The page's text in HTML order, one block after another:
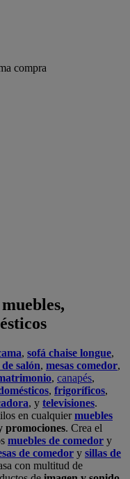
compra
, sofá chaise longue,
salón, mesas comedor,
, canapés,
, frigoríficos,
, y televisiones.
en cualquiermuebles
promociones. Crea el
muebles de comedor y
de comedor y sillas de
con multitud de